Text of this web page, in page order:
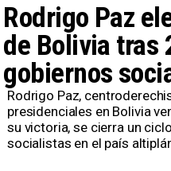
Rodrigo Paz
de Bolivia tras
gobiernos
Rodrigo Paz,
presidenciales en Bolivia
su victoria, se cierra un
socialistas en el país